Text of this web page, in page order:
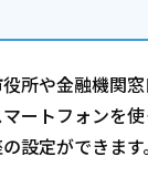
所や金融機関
ートフォンを
設定ができます。